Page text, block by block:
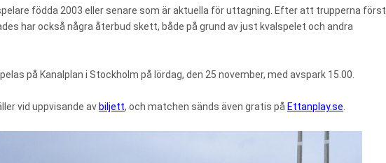
födda 2003 eller senare som är aktuella för uttagning. Efter att trupperna först
har också några återbud skett, både på grund av just kvalspelet och andra
på Kanalplan i Stockholm på lördag, den 25 november, med avspark 15.00.
vid uppvisande av biljett, och matchen sänds även gratis på Ettanplay.se.